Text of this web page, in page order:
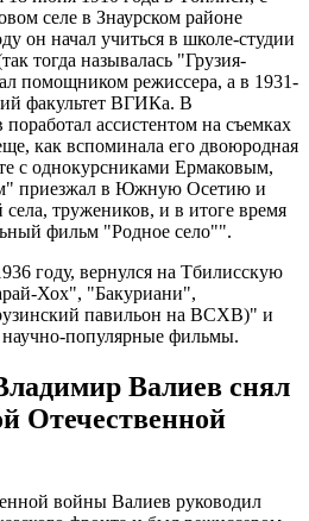
селе в Знаурском районе
он начал учиться в школе-студии
тогда называлась "Грузия-
помощником режиссера, а в 1931-
факультет ВГИКа. В
ассистентом на съемках
как вспоминала его двоюродная
с однокурсниками Ермаковым,
приезжал в Южную Осетию и
тружеников, и в итоге время
фильм "Родное село"".
году, вернулся на Тбилисскую
Хох", "Бакуриани",
павильон на ВСХВ)" и
популярные фильмы.
Валиев снял
Отечественной
войны Валиев руководил